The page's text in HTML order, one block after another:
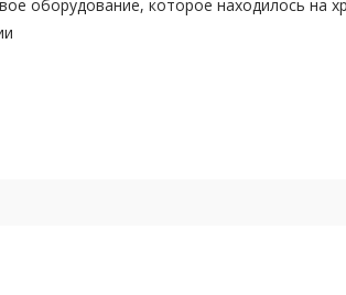
оборудование, которое находилось на